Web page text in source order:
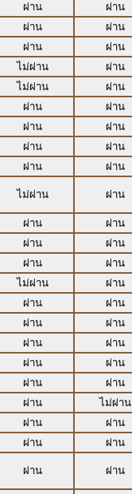
ผ่าน ผ่าน
ผ่าน ผ่าน
ผ่าน ผ่าน
ไม่ผ่าน ผ่าน
ไม่ผ่าน ผ่าน
ผ่าน ผ่าน
ผ่าน ผ่าน
ผ่าน ผ่าน
ผ่าน ผ่าน
ไม่ผ่าน ผ่าน
ผ่าน ผ่าน
ผ่าน ผ่าน
ผ่าน ผ่าน
ไม่ผ่าน ผ่าน
ผ่าน ผ่าน
ผ่าน ผ่าน
ผ่าน ผ่าน
ผ่าน ผ่าน
ผ่าน ผ่าน
ผ่าน ไม่ผ่าน
ผ่าน ผ่าน
ผ่าน ผ่าน
ผ่าน ผ่าน